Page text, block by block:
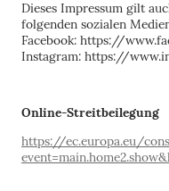
Dieses Impressum gilt
folgenden sozialen
Facebook: https://
Instagram: https://
Online-Streitbeilegung
https://ec.europa.eu/